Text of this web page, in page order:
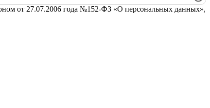
от 27.07.2006 года №152-ФЗ «О персональных данных»,